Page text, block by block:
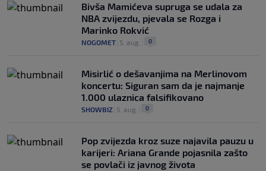
Bivša Mamićeva supruga se udala za
NBA zvijezdu, pjevala se Rozga i
Marinko Rokvić
NOGOMET 5. aug. 0
Misirlić o dešavanjima na Merlinovom
koncertu: Siguran sam da je najmanje
1.000 ulaznica falsifikovano
SHOWBIZ 5. aug. 0
Pop zvijezda kroz suze najavila pauzu u
karijeri: Ariana Grande pojasnila zašto
se povlači iz javnog života